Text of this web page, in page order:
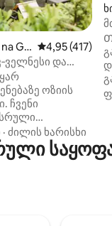
Go საშუალო
4,95 (417)
და
ოზიის
ჩვენი
გამოირჩევა
ხის
· ძილის ხარისხი